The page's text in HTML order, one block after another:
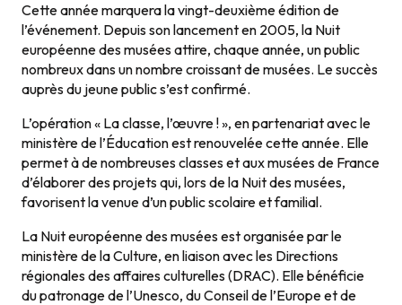
Cette année marquera la vingt-deuxième édition de
l’événement. Depuis son lancement en 2005, la Nuit
européenne des musées attire, chaque année, un public
nombreux dans un nombre croissant de musées. Le succès
auprès du jeune public s’est confirmé.
L’opération « La classe, l’œuvre ! », en partenariat avec le
ministère de l’Éducation est renouvelée cette année. Elle
permet à de nombreuses classes et aux musées de France
d’élaborer des projets qui, lors de la Nuit des musées,
favorisent la venue d’un public scolaire et familial.
La Nuit européenne des musées est organisée par le
ministère de la Culture, en liaison avec les Directions
régionales des affaires culturelles (DRAC). Elle bénéficie
du patronage de l’Unesco, du Conseil de l’Europe et de